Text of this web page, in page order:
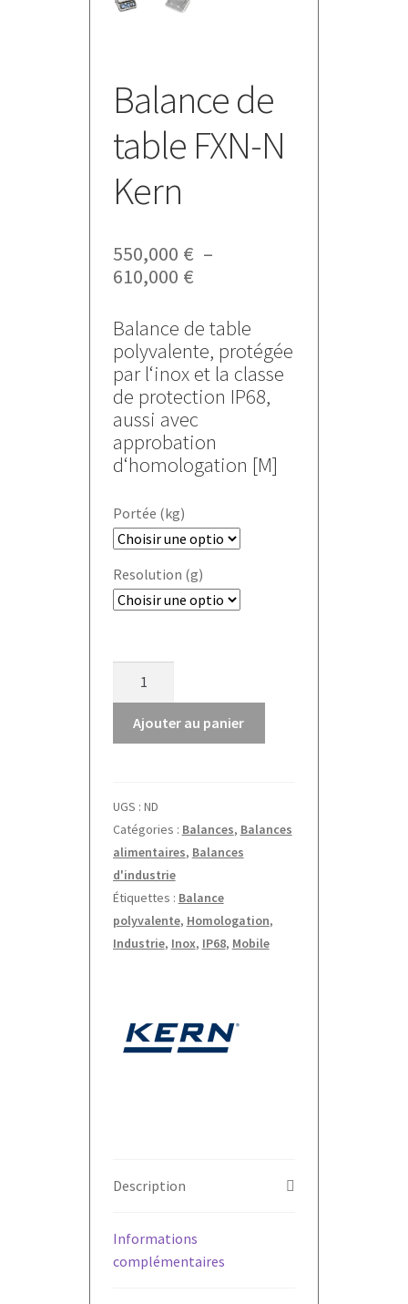
Balance de
table FXN-N
Kern
550,000 € –
610,000 €Plage
prix :
550,000 €
à
610,000 €
Balance de table
polyvalente, protégée
par l‘inox et la classe
de protection IP68,
aussi avec
approbation
d‘homologation [M]
Portée (kg)
Resolution (g)
Balance
de
N
Kern
Ajouter au panier
UGS : ND
Catégories : Balances, Balances
alimentaires, Balances
d'industrie
Étiquettes : Balance
polyvalente, Homologation,
Industrie, Inox, IP68, Mobile
Description
Informations
complémentaires